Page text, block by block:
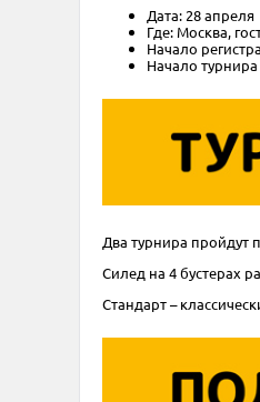
Дата: 28 апреля
Где: Москва,
Начало
Начало турнира
Два турнира пройдут
Силед на 4 бустерах
Стандарт –